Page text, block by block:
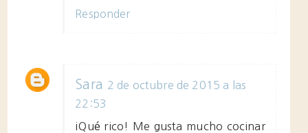
Responder
Sara 2 de octubre de 2015 a las
22:53
¡Qué rico! Me gusta mucho cocinar